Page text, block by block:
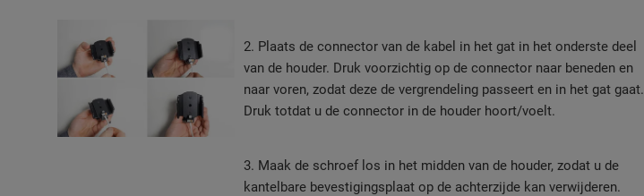
2. Plaats de connector van de kabel in het gat in het onderste deel
van de houder. Druk voorzichtig op de connector naar beneden en
naar voren, zodat deze de vergrendeling passeert en in het gat gaat.
Druk totdat u de connector in de houder hoort/voelt.
3. Maak de schroef los in het midden van de houder, zodat u de
kantelbare bevestigingsplaat op de achterzijde kan verwijderen.